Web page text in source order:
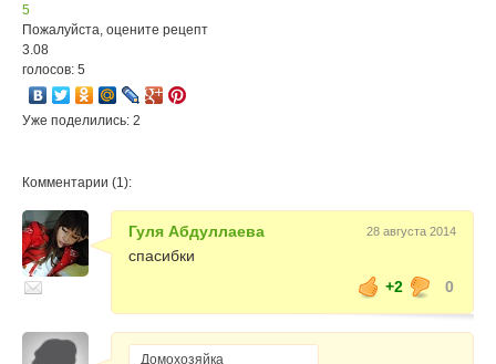
5
Пожалуйста, оцените рецепт
3.08
голосов: 5
Уже поделились: 2
Комментарии (1):
Гуля Абдуллаева 28 августа 2014
спасибки
+2
0